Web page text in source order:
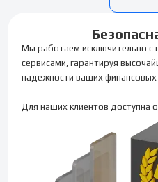
Мы работаем исключительно
сервисами, гарантируя
надежности ваших финансовых
Для наших клиентов доступна